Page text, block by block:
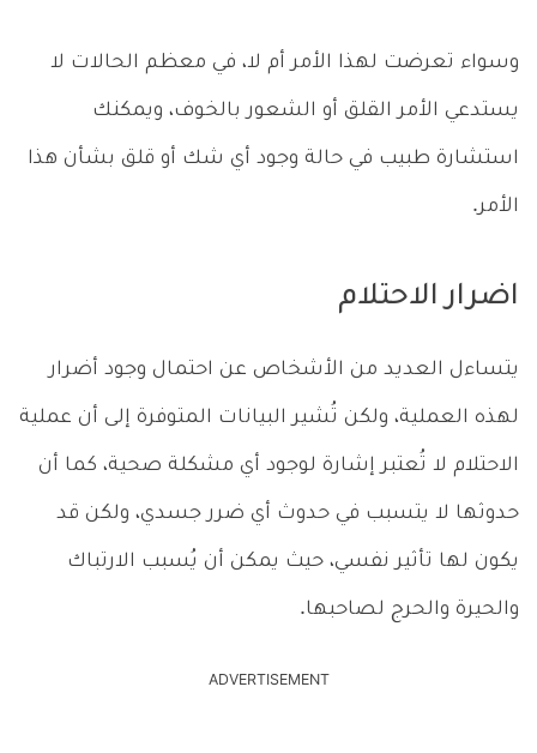
وسواء تعرضت لهذا الأمر أم لا، في معظم الحالات لا
يستدعي الأمر القلق أو الشعور بالخوف، ويمكنك
استشارة طبيب في حالة وجود أي شك أو قلق بشأن هذا
الأمر.
اضرار الاحتلام
يتساءل العديد من الأشخاص عن احتمال وجود أضرار
لهذه العملية، ولكن تُشير البيانات المتوفرة إلى أن عملية
الاحتلام لا تُعتبر إشارة لوجود أي مشكلة صحية، كما أن
حدوثها لا يتسبب في حدوث أي ضرر جسدي، ولكن قد
يكون لها تأثير نفسي، حيث يمكن أن يُسبب الارتباك
والحيرة والحرج لصاحبها.
ADVERTISEMENT